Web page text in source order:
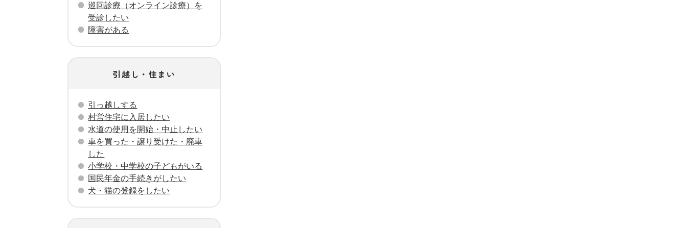
巡回診療（オンライン診療）を
受診したい
障害がある
引越し・住まい
引っ越しする
村営住宅に入居したい
水道の使用を開始・中止したい
車を買った・譲り受けた・廃車
した
小学校・中学校の子どもがいる
国民年金の手続きがしたい
犬・猫の登録をしたい